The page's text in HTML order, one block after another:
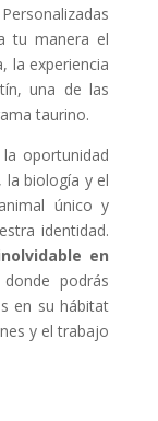
tu manera el
la experiencia
una de las
taurino.
oportunidad
la biología y el
único y
identidad.
en
podrás
en su hábitat
y el trabajo